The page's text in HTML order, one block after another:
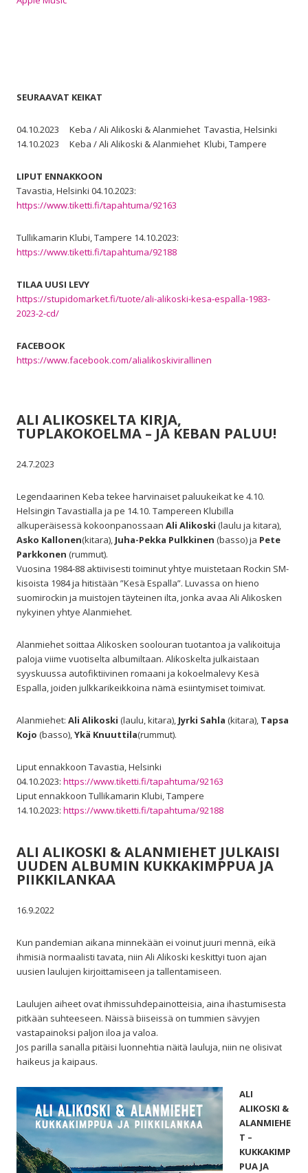
SEURAAVAT KEIKAT
04.10.2023 Keba / Ali Alikoski & Alanmiehet Tavastia, Helsinki
14.10.2023 Keba / Ali Alikoski & Alanmiehet Klubi, Tampere
LIPUT ENNAKKOON
Tavastia, Helsinki 04.10.2023:
https://www.tiketti.fi/tapahtuma/92163
Tullikamarin Klubi, Tampere 14.10.2023:
https://www.tiketti.fi/tapahtuma/92188
TILAA UUSI LEVY
https://stupidomarket.fi/tuote/ali-alikoski-kesa-espalla-1983-
2023-2-cd/
FACEBOOK
https://www.facebook.com/alialikoskivirallinen
ALI ALIKOSKELTA KIRJA,
TUPLAKOKOELMA – JA KEBAN PALUU!
24.7.2023
Legendaarinen Keba tekee harvinaiset paluukeikat ke 4.10.
Helsingin Tavastialla ja pe 14.10. Tampereen Klubilla
alkuperäisessä kokoonpanossaan Ali Alikoski (laulu ja kitara),
Asko Kallonen(kitara), Juha-Pekka Pulkkinen (basso) ja Pete
Parkkonen (rummut).
Vuosina 1984-88 aktiivisesti toiminut yhtye muistetaan Rockin SM-
kisoista 1984 ja hitistään ”Kesä Espalla”. Luvassa on hieno
suomirockin ja muistojen täyteinen ilta, jonka avaa Ali Alikosken
nykyinen yhtye Alanmiehet.
Alanmiehet soittaa Alikosken soolouran tuotantoa ja valikoituja
paloja viime vuotiselta albumiltaan. Alikoskelta julkaistaan
syyskuussa autofiktiivinen romaani ja kokoelmalevy Kesä
Espalla, joiden julkkarikeikkoina nämä esiintymiset toimivat.
Alanmiehet: Ali Alikoski (laulu, kitara), Jyrki Sahla (kitara), Tapsa
Kojo (basso),Ykä Knuuttila(rummut).
Liput ennakkoon Tavastia, Helsinki
04.10.2023: https://www.tiketti.fi/tapahtuma/92163
Liput ennakkoon Tullikamarin Klubi, Tampere
14.10.2023: https://www.tiketti.fi/tapahtuma/92188
ALI ALIKOSKI & ALANMIEHET JULKAISI
UUDEN ALBUMIN KUKKAKIMPPUA JA
PIIKKILANKAA
16.9.2022
Kun pandemian aikana minnekään ei voinut juuri mennä, eikä
ihmisiä normaalisti tavata, niin Ali Alikoski keskittyi tuon ajan
uusien laulujen kirjoittamiseen ja tallentamiseen.
Laulujen aiheet ovat ihmissuhdepainotteisia, aina ihastumisesta
pitkään suhteeseen. Näissä biiseissä on tummien sävyjen
vastapainoksi paljon iloa ja valoa.
Jos parilla sanalla pitäisi luonnehtia näitä lauluja, niin ne olisivat
haikeus ja kaipaus.
ALI
ALIKOSKI &
ALANMIEHE
T –
KUKKAKIMP
PUA JA